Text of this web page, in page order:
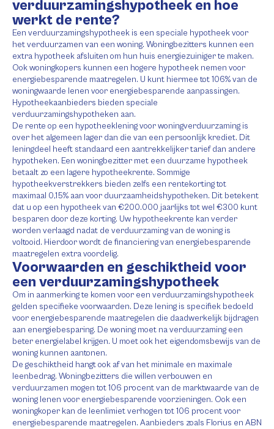
verduurzamingshypotheek en hoe
werkt de rente?
Een verduurzamingshypotheek is een speciale hypotheek voor
het verduurzamen van een woning. Woningbezitters kunnen een
extra hypotheek afsluiten om hun huis energiezuiniger te maken.
Ook woningkopers kunnen een hogere hypotheek nemen voor
energiebesparende maatregelen. U kunt hiermee tot 106% van de
woningwaarde lenen voor energiebesparende aanpassingen.
Hypotheekaanbieders bieden speciale
verduurzamingshypotheken aan.
De rente op een hypotheeklening voor woningverduurzaming is
over het algemeen lager dan die van een persoonlijk krediet. Dit
leningdeel heeft standaard een aantrekkelijker tarief dan andere
hypotheken. Een woningbezitter met een duurzame hypotheek
betaalt zo een lagere hypotheekrente. Sommige
hypotheekverstrekkers bieden zelfs een rentekorting tot
maximaal 0,15% aan voor duurzaamheidshypotheken. Dit betekent
dat u op een hypotheek van €200.000 jaarlijks tot wel €300 kunt
besparen door deze korting. Uw hypotheekrente kan verder
worden verlaagd nadat de verduurzaming van de woning is
voltooid. Hierdoor wordt de financiering van energiebesparende
maatregelen extra voordelig.
Voorwaarden en geschiktheid voor
een verduurzamingshypotheek
Om in aanmerking te komen voor een verduurzamingshypotheek
gelden specifieke voorwaarden. Deze lening is specifiek bedoeld
voor energiebesparende maatregelen die daadwerkelijk bijdragen
aan energiebesparing. De woning moet na verduurzaming een
beter energielabel krijgen. U moet ook het eigendomsbewijs van de
woning kunnen aantonen.
De geschiktheid hangt ook af van het minimale en maximale
leenbedrag. Woningbezitters die willen verbouwen en
verduurzamen mogen tot 106 procent van de marktwaarde van de
woning lenen voor energiebesparende voorzieningen. Ook een
woningkoper kan de leenlimiet verhogen tot 106 procent voor
energiebesparende maatregelen. Aanbieders zoals Florius en ABN